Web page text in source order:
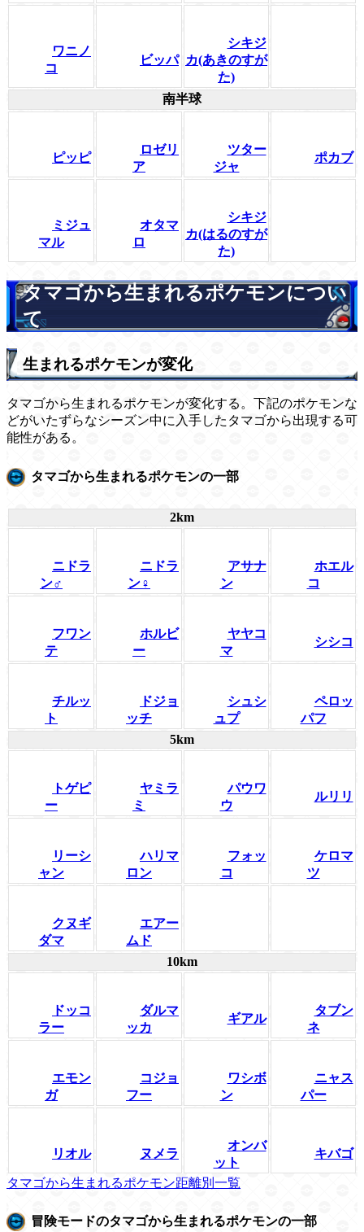
ワニノ
コ
ビッパ
シキジ
カ(あきのすが
た)
南半球
ピッピ
ロゼリ
ア
ツター
ジャ
ポカブ
ミジュ
マル
オタマ
ロ
シキジ
カ(はるのすが
た)
タマゴから生まれるポケモンについ
て
生まれるポケモンが変化
タマゴから生まれるポケモンが変化する。下記のポケモンな
どがいたずらなシーズン中に入手したタマゴから出現する可
能性がある。
タマゴから生まれるポケモンの一部
2km
ニドラ
ン♂
ニドラ
ン♀
アサナ
ン
ホエル
コ
フワン
テ
ホルビ
ー
ヤヤコ
マ
シシコ
チルッ
ト
ドジョ
ッチ
シュシ
ュプ
ペロッ
パフ
5km
トゲピ
ー
ヤミラ
ミ
パウワ
ウ
ルリリ
リーシ
ャン
ハリマ
ロン
フォッ
コ
ケロマ
ツ
クヌギ
ダマ
エアー
ムド
10km
ドッコ
ラー
ダルマ
ッカ
ギアル
タブン
ネ
エモン
ガ
コジョ
フー
ワシボ
ン
ニャス
パー
リオル ヌメラ
オンバ
ット
キバゴ
タマゴから生まれるポケモン距離別一覧
冒険モードのタマゴから生まれるポケモンの一部